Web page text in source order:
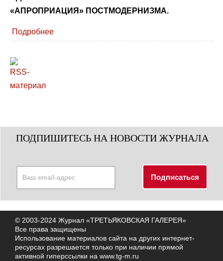
«АПРОПРИАЦИЯ» ПОСТМОДЕРНИЗМА.
Подробнее
ПОДПИШИТЕСЬ НА НОВОСТИ ЖУРНАЛА
© 2003-2024 Журнал «ТРЕТЬЯКОВСКАЯ ГАЛЕРЕЯ»
Все права защищены
Использование материалов сайта на других интернет-
ресурсах разрешается только при наличии прямой
активной гиперссылки на www.tg-m.ru